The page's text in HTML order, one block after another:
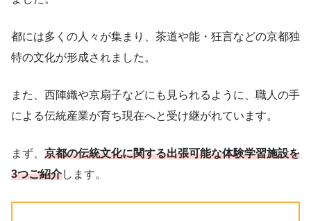
都には多くの人々が集まり、茶道や能・狂言などの京都独
特の文化が形成されました。
また、西陣織や京扇子などにも見られるように、職人の手
による伝統産業が育ち現在へと受け継がれています。
まず、 京都の伝統文化に関する出張可能な体験学習施設を
3つご紹介します。